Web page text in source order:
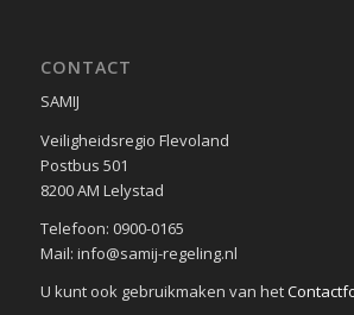
CONTACT
SAMIJ
Veiligheidsregio Flevoland
Postbus 501
8200 AM Lelystad
Telefoon: 0900-0165
Mail: info@samij-regeling.nl
U kunt ook gebruikmaken van het